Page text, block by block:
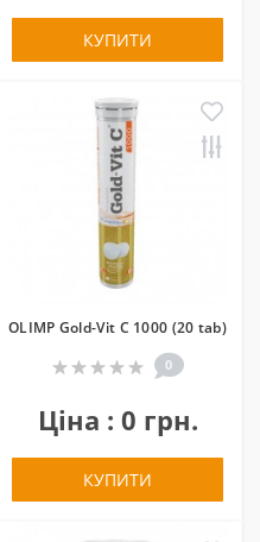
КУПИТИ
OLIMP Gold-Vit C 1000 (20 tab)
0
Ціна : 0 грн.
КУПИТИ